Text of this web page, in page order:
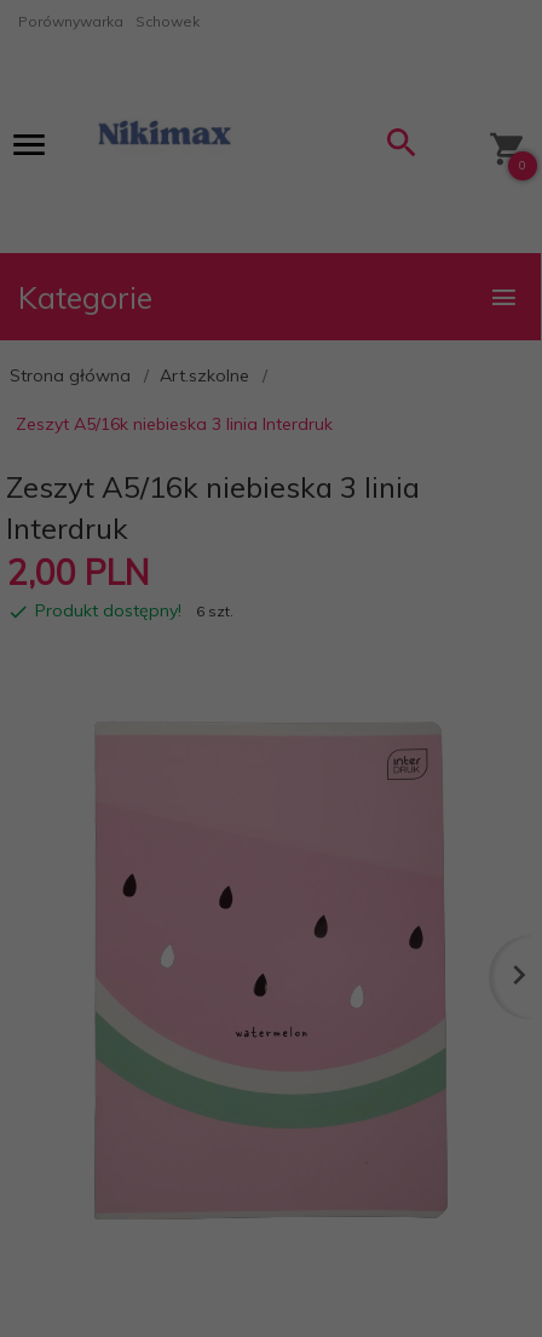
Porównywarka Schowek
0
Kategorie
Strona główna Art.szkolne
Zeszyt A5/16k niebieska 3 linia Interdruk
Zeszyt A5/16k niebieska 3 linia
Interdruk
2,00 PLN
Produkt dostępny! 6 szt.